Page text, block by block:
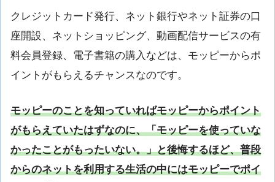
クレジットカード発行、ネット銀行やネット証券の口
座開設、ネットショッピング、動画配信サービスの有
料会員登録、電子書籍の購入などは、モッピーからポ
イントがもらえるチャンスなのです。
モッピーのことを知っていればモッピーからポイント
がもらえていたはずなのに、「モッピーを使っていな
かったことがもったいない。」と後悔するほど、普段
からのネットを利用する生活の中にはモッピーでポイ